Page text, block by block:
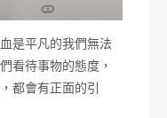
是平凡的我們無法
看待事物的態度，
都會有正面的引